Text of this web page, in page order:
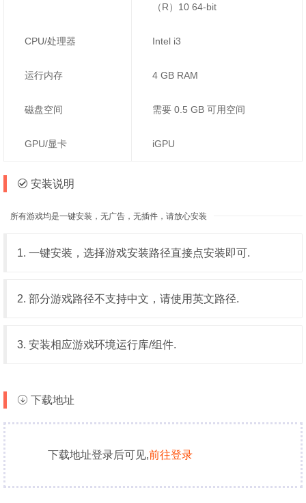
（R）10 64-bit
CPU/处理器 Intel i3
运行内存 4 GB RAM
磁盘空间 需要 0.5 GB 可用空间
GPU/显卡 iGPU
安装说明
所有游戏均是一键安装，无广告，无插件，请放心安装
1. 一键安装，选择游戏安装路径直接点安装即可.
2. 部分游戏路径不支持中文，请使用英文路径.
3. 安装相应游戏环境运行库/组件.
下载地址
下载地址登录后可见,前往登录